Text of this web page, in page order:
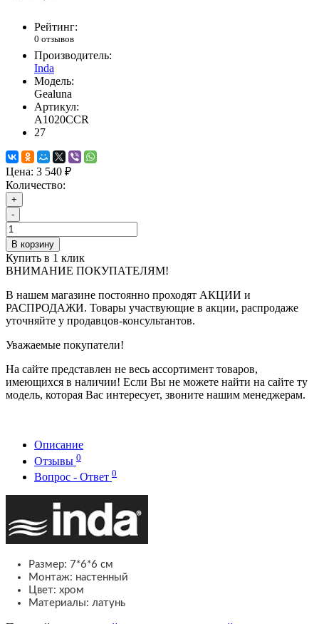
Рейтинг:
0 отзывов
Производитель:
Inda
Модель:
Gealuna
Артикул:
A1020CCR
27
Цена: 3 540 ₽
Количество:
+
-
В корзину
Купить в 1 клик
ВНИМАНИЕ ПОКУПАТЕЛЯМ!
В нашем магазине постоянно проходят АКЦИИ и
РАСПРОДАЖИ. Товары участвующие в акции, распродаже
уточняйте у продавцов-консультантов.
Уважаемые покупатели!
На сайте представлен не весь ассортимент товаров,
имеющихся в наличии! Если Вы не можете найти на сайте ту
модель, которая Вас интересует, звоните нашим менеджерам.
Описание
Отзывы 0
Вопрос - Ответ 0
Размер: 7*6*6 см
Монтаж: настенный
Цвет: хром
Материалы: латунь